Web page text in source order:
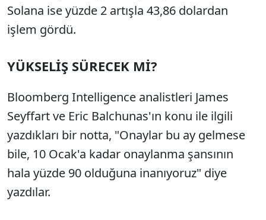
Solana ise yüzde 2 artışla 43,86 dolardan
işlem gördü.
YÜKSELİŞ SÜRECEK Mİ?
Bloomberg Intelligence analistleri James
Seyffart ve Eric Balchunas'ın konu ile ilgili
yazdıkları bir notta, "Onaylar bu ay gelmese
bile, 10 Ocak'a kadar onaylanma şansının
hala yüzde 90 olduğuna inanıyoruz" diye
yazdılar.